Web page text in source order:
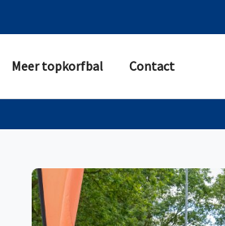
Meer topkorfbal Contact